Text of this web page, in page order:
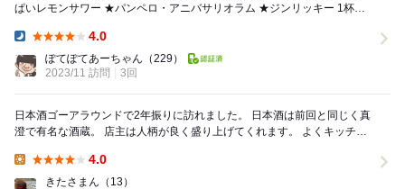
ぱいレモンサワー ★パンペロ・アニバサリオラム ★ジンリッキー 1杯目
4.0
ぽてぽてあーちゃん （229）
2023/11 訪問
3回
日本酒ゴーアラウンドで2年振りに訪れました。 日本酒は前回と同じく真
澄で有名な酒蔵。 店主は人柄が良く盛り上げてくれます。 よくキッチン
4.0
きたさまん （13）